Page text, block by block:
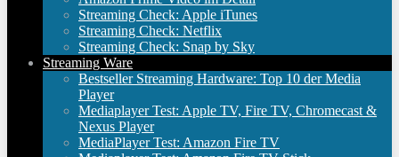
Streaming Check: Apple iTunes
Streaming Check: Netflix
Streaming Check: Snap by Sky
Streaming Ware
Bestseller Streaming Hardware: Top 10 der Media
Player
Mediaplayer Test: Apple TV, Fire TV, Chromecast &
Nexus Player
MediaPlayer Test: Amazon Fire TV